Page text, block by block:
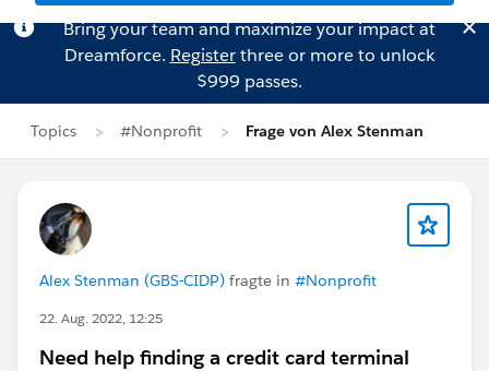
Bring your team and maximize your impact at
Dreamforce. Registerthree or more to unlock
$999 passes.
Topics #Nonprofit Frage von Alex Stenman
Alex Stenman (GBS-CIDP) fragte in #Nonprofit
22. Aug. 2022, 12:25
Need help finding a credit card terminal